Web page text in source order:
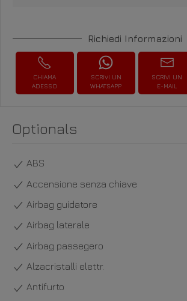
Richiedi Informazioni
CHIAMA
ADESSO
SCRIVI UN
WHATSAPP
SCRIVI UN
E-MAIL
Optionals
ABS
Accensione senza chiave
Airbag guidatore
Airbag laterale
Airbag passegero
Alzacristalli elettr.
Antifurto